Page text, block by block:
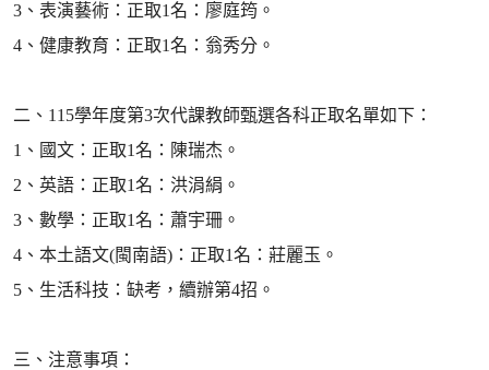
3、表演藝術：正取1名：廖庭筠。
4、健康教育：正取1名：翁秀分。
二、115學年度第3次代課教師甄選各科正取名單如下：
1、國文：正取1名：陳瑞杰。
2、英語：正取1名：洪涓絹。
3、數學：正取1名：蕭宇珊。
4、本土語文(閩南語)：正取1名：莊麗玉。
5、生活科技：缺考，續辦第4招。
三、注意事項：